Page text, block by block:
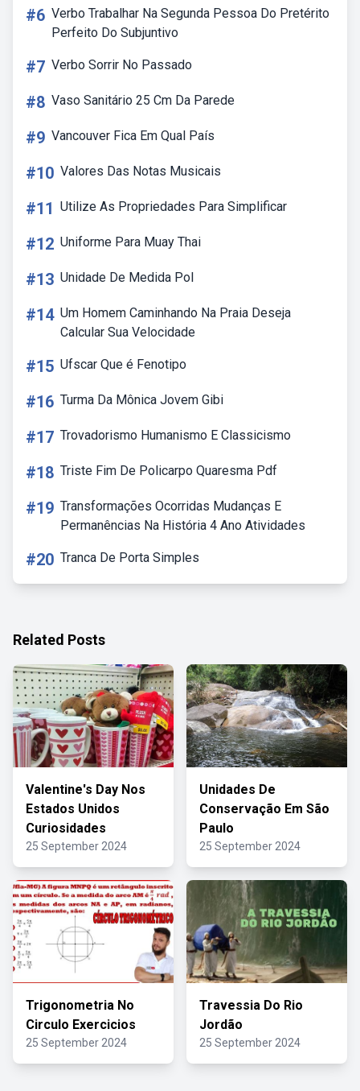
#6 Verbo Trabalhar Na Segunda Pessoa Do Pretérito
Perfeito Do Subjuntivo
#7 Verbo Sorrir No Passado
#8 Vaso Sanitário 25 Cm Da Parede
#9 Vancouver Fica Em Qual País
#10 Valores Das Notas Musicais
#11 Utilize As Propriedades Para Simplificar
#12 Uniforme Para Muay Thai
#13 Unidade De Medida Pol
#14 Um Homem Caminhando Na Praia Deseja
Calcular Sua Velocidade
#15 Ufscar Que é Fenotipo
#16 Turma Da Mônica Jovem Gibi
#17 Trovadorismo Humanismo E Classicismo
#18 Triste Fim De Policarpo Quaresma Pdf
#19 Transformações Ocorridas Mudanças E
Permanências Na História 4 Ano Atividades
#20 Tranca De Porta Simples
Related Posts
Valentine's Day Nos
Estados Unidos
Curiosidades
25 September 2024
Unidades De
Conservação Em São
Paulo
25 September 2024
Trigonometria No
Circulo Exercicios
25 September 2024
Travessia Do Rio
Jordão
25 September 2024